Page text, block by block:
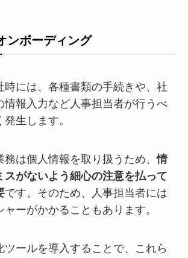
ンボーディング
時には、各種書類の手続きや、社
情報入力など人事担当者が行うべ
生します。
務は個人情報を取り扱うため、情
スがないよう細心の注意を払って
です。そのため、人事担当者には
ーがかかることもあります。
ツールを導入することで、これら